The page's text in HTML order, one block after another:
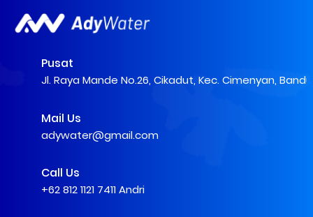
Pusat
Jl. Raya Mande No.26, Cikadut, Kec. Cimenyan,
Mail Us
adywater@gmail.com
Call Us
+62 812 1121 7411 Andri